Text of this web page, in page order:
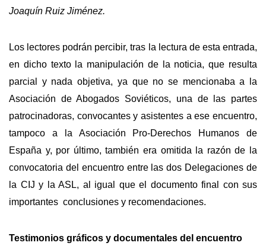
Joaquín Ruiz Jiménez.
Los lectores podrán percibir, tras la lectura de esta entrada,
en dicho texto la manipulación de la noticia, que resulta
parcial y nada objetiva, ya que no se mencionaba a la
Asociación de Abogados Soviéticos, una de las partes
patrocinadoras, convocantes y asistentes a ese encuentro,
tampoco a la Asociación Pro-Derechos Humanos de
España y, por último, también era omitida la razón de la
convocatoria del encuentro entre las dos Delegaciones de
la CIJ y la ASL, al igual que el documento final con sus
importantes conclusiones y recomendaciones.
Testimonios gráficos y documentales del encuentro